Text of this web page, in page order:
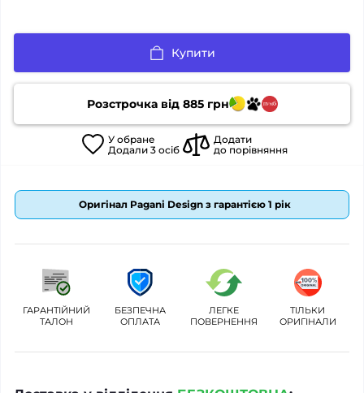
Купити
Розстрочка від 885грн
У обране
Додали 3осіб
Додати
до порівняння
Оригінал Pagani Design з гарантією 1 рік
ГАРАНТІЙНИЙ
ТАЛОН
БЕЗПЕЧНА
ОПЛАТА
ЛЕГКЕ
ПОВЕРНЕННЯ
ТІЛЬКИ
ОРИГІНАЛИ